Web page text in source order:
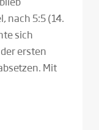
nach 5:5 (14.
sich
ersten
Mit